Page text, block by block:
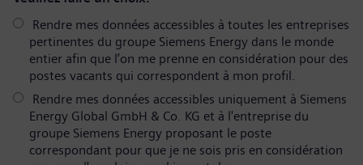
Rendre mes données accessibles à toutes les entreprises
pertinentes du groupe Siemens Energy dans le monde
entier afin que l’on me prenne en considération pour des
postes vacants qui correspondent à mon profil.
Rendre mes données accessibles uniquement à Siemens
Energy Global GmbH & Co. KG et à l'entreprise du
groupe Siemens Energy proposant le poste
correspondant pour que je ne sois pris en considération